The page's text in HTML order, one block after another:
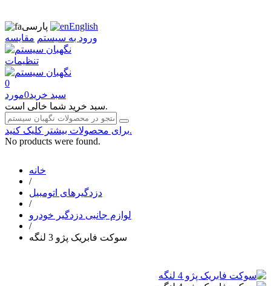
پارسی
English
ورود به سیستم مقایسه
تنظیمات
0
سبد خرید0مورد
سبد خرید شما خالی است.
برای محصولات بیشتر کلیک کنید.
No products were found.
خانه
/
دزدگیرهای اتومبیل
/
لوازم جانبی دزدگیر خودرو
/
سوکت فابریک پژو 3 لنگه